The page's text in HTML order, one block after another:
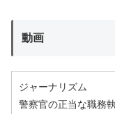
動画
ジャーナリズム
警察官の正当な職務